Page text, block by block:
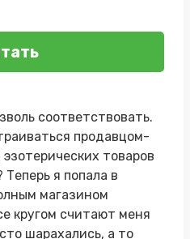
соответствовать.
продавцом-
товаров
Теперь я попала в
магазином
кругом считают меня
шарахались, а то